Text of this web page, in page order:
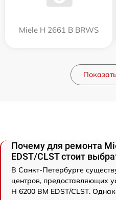
Miele H 2661 B BRWS
Почему для ремонта
EDST/CLST стоит
В Санкт-Петербурге
центров, предоставляющих
H 6200 BM EDST/CLST.